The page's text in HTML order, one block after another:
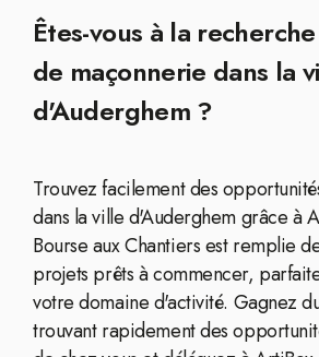
Êtes-vous à la
de maçonnerie dans la
d'Auderghem ?
Trouvez facilement des
dans la ville d'Auderghem grâce à
Bourse aux Chantiers est remplie
projets prêts à commencer,
votre domaine d'activité. Gagnez
trouvant rapidement des